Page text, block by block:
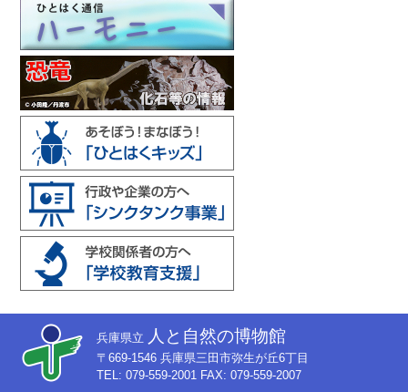
兵庫県立 人と自然の博物館
〒669-1546 兵庫県三田市弥生が丘6丁目
TEL: 079-559-2001 FAX: 079-559-2007